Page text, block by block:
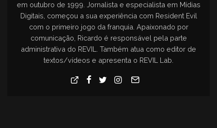
em outubro de 1999. Jornalista e especialista em Mídias
Digitais, começou a sua experiência com Resident Evil
com o primeiro jogo da franquia. Apaixonado por
comunicação, Ricardo é responsável pela parte
administrativa do REVIL. Também atua como editor de
textos/vídeos e apresenta o REVIL Lab.